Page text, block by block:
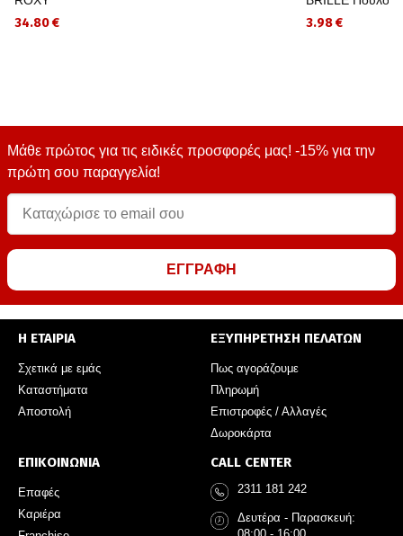
34.80 € 3.98 €
Μάθε πρώτος για τις ειδικές προσφορές μας! -15% για την
πρώτη σου παραγγελία!
ΕΓΓΡΑΦΗ
Η ΕΤΑΙΡΙΑ
Σχετικά με εμάς
Καταστήματα
Αποστολή
ΕΞΥΠΗΡΕΤΗΣΗ ΠΕΛΑΤΩΝ
Πως αγοράζουμε
Πληρωμή
Επιστροφές / Αλλαγές
Δωροκάρτα
ΕΠΙΚΟΙΝΩΝΙΑ
Επαφές
Καριέρα
CALL CENTER
2311 181 242
Δευτέρα - Παρασκευή: